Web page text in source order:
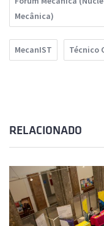
Mecânica)
MecanIST Técnico
RELACIONADO